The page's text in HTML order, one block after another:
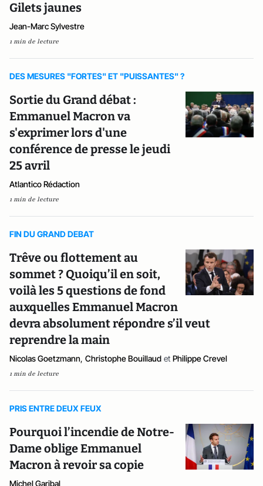
Gilets jaunes
Jean-Marc Sylvestre
1 min de lecture
DES MESURES "FORTES" ET "PUISSANTES" ?
Sortie du Grand débat :
Emmanuel Macron va
s'exprimer lors d'une
conférence de presse le jeudi
25 avril
Atlantico Rédaction
1 min de lecture
FIN DU GRAND DEBAT
Trêve ou flottement au
sommet ? Quoiqu’il en soit,
voilà les 5 questions de fond
auxquelles Emmanuel Macron
devra absolument répondre s’il veut
reprendre la main
Nicolas Goetzmann, Christophe Bouillaud et Philippe Crevel
1 min de lecture
PRIS ENTRE DEUX FEUX
Pourquoi l’incendie de Notre-
Dame oblige Emmanuel
Macron à revoir sa copie
Michel Garibal